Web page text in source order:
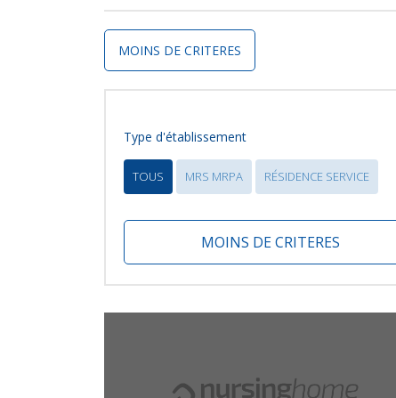
MOINS DE CRITERES
Type d'établissement
TOUS MRS MRPA RÉSIDENCE SERVICE
MOINS DE CRITERES